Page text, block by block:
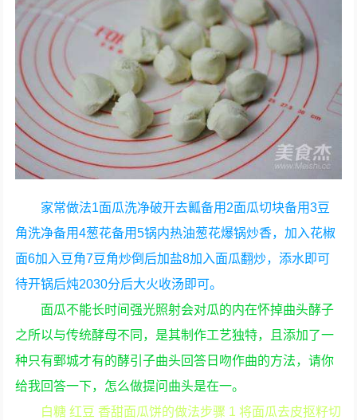
家常做法1面瓜洗净破开去瓤备用2面瓜切块备用3豆
角洗净备用4葱花备用5锅内热油葱花爆锅炒香，加入花椒
面6加入豆角7豆角炒倒后加盐8加入面瓜翻炒，添水即可
待开锅后炖2030分后大火收汤即可。
面瓜不能长时间强光照射会对瓜的内在怀掉曲头酵子
之所以与传统酵母不同，是其制作工艺独特，且添加了一
种只有鄄城才有的酵引子曲头回答日吻作曲的方法，请你
给我回答一下，怎么做提问曲头是在一。
白糖 红豆 香甜面瓜饼的做法步骤 1 将面瓜去皮抠籽切